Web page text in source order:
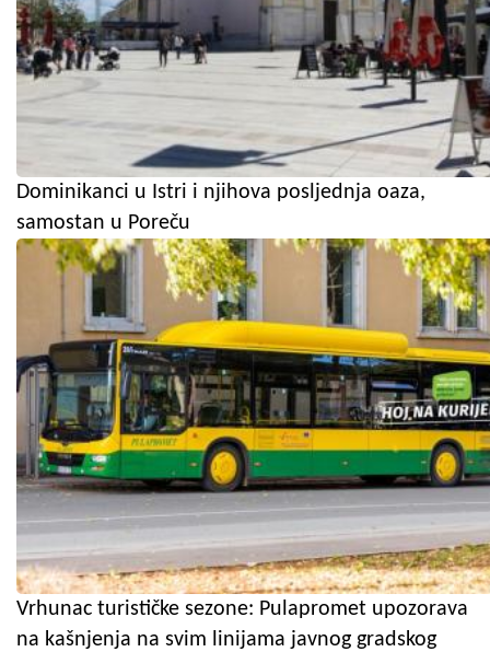
Dominikanci u Istri i njihova posljednja oaza,
samostan u Poreču
Vrhunac turističke sezone: Pulapromet upozorava
na kašnjenja na svim linijama javnog gradskog